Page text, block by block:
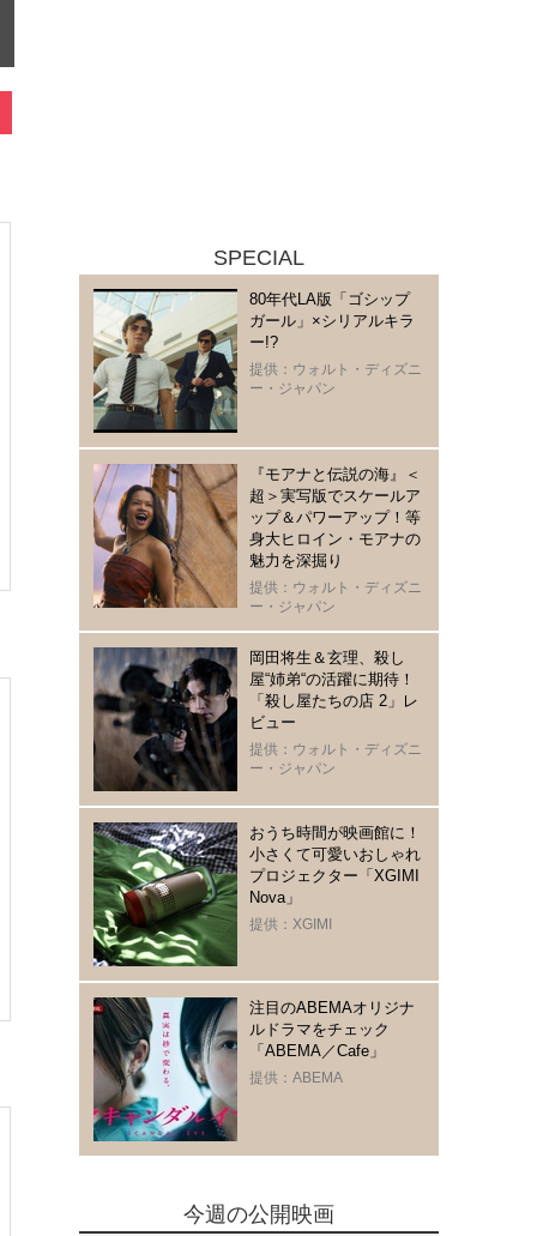
SPECIAL
80年代LA版「ゴシップ
ガール」×シリアルキラ
ー!?
提供：ウォルト・ディズニ
ー・ジャパン
『モアナと伝説の海』＜
超＞実写版でスケールア
ップ＆パワーアップ！等
身大ヒロイン・モアナの
魅力を深掘り
提供：ウォルト・ディズニ
ー・ジャパン
岡田将生＆玄理、殺し
屋“姉弟“の活躍に期待！
「殺し屋たちの店 2」レ
ビュー
提供：ウォルト・ディズニ
ー・ジャパン
おうち時間が映画館に！
小さくて可愛いおしゃれ
プロジェクター「XGIMI
Nova」
提供：XGIMI
注目のABEMAオリジナ
ルドラマをチェック
「ABEMA／Cafe」
提供：ABEMA
今週の公開映画